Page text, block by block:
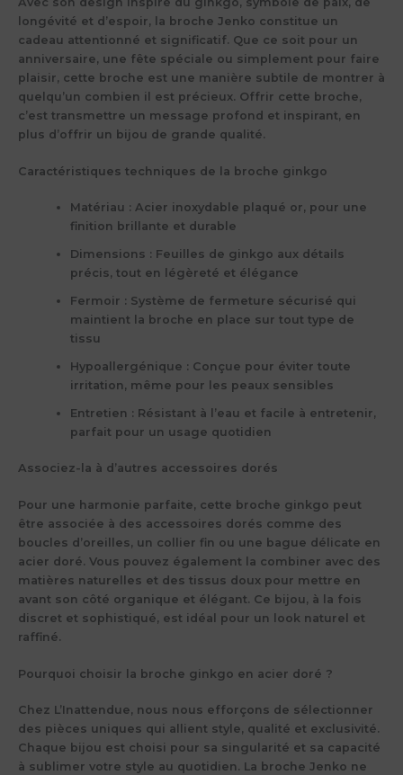
longévité et d’espoir, la broche Jenko constitue un
cadeau attentionné et significatif. Que ce soit pour un
anniversaire, une fête spéciale ou simplement pour faire
plaisir, cette broche est une manière subtile de montrer à
quelqu’un combien il est précieux. Offrir cette broche,
c’est transmettre un message profond et inspirant, en
plus d’offrir un bijou de grande qualité.
Caractéristiques techniques de la broche ginkgo
Matériau : Acier inoxydable plaqué or, pour une
finition brillante et durable
Dimensions : Feuilles de ginkgo aux détails
précis, tout en légèreté et élégance
Fermoir : Système de fermeture sécurisé qui
maintient la broche en place sur tout type de
tissu
Hypoallergénique : Conçue pour éviter toute
irritation, même pour les peaux sensibles
Entretien : Résistant à l’eau et facile à entretenir,
parfait pour un usage quotidien
Associez-la à d’autres accessoires dorés
Pour une harmonie parfaite, cette broche ginkgo peut
être associée à des accessoires dorés comme des
boucles d’oreilles, un collier fin ou une bague délicate en
acier doré. Vous pouvez également la combiner avec des
matières naturelles et des tissus doux pour mettre en
avant son côté organique et élégant. Ce bijou, à la fois
discret et sophistiqué, est idéal pour un look naturel et
raffiné.
Pourquoi choisir la broche ginkgo en acier doré ?
Chez L’Inattendue, nous nous efforçons de sélectionner
des pièces uniques qui allient style, qualité et exclusivité.
Chaque bijou est choisi pour sa singularité et sa capacité
à sublimer votre style au quotidien. La broche Jenko ne